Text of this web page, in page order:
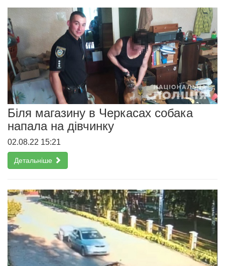
Біля магазину в Черкасах собака
напала на дівчинку
02.08.22 15:21
Детальніше